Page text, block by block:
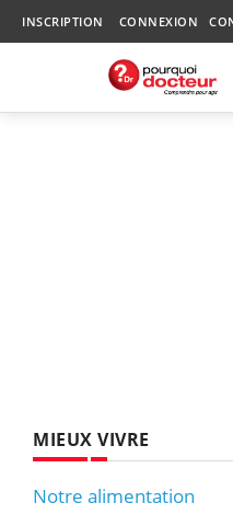
INSCRIPTION CONNEXION
MIEUX VIVRE
Notre alimentation